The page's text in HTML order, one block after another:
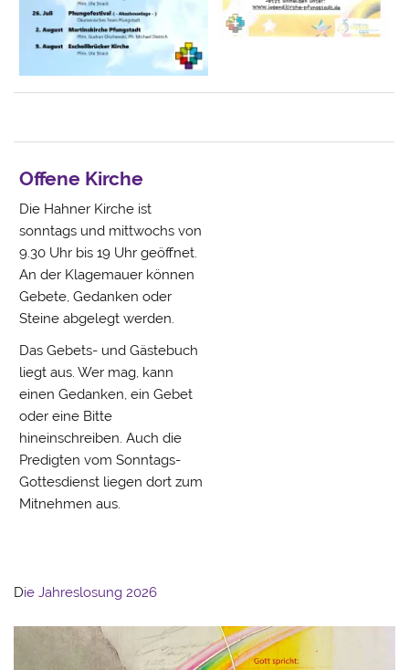
Offene Kirche
Die Hahner Kirche ist
sonntags und mittwochs von
9.30 Uhr bis 19 Uhr geöffnet.
An der Klagemauer können
Gebete, Gedanken oder
Steine abgelegt werden.
Das Gebets- und Gästebuch
liegt aus. Wer mag, kann
einen Gedanken, ein Gebet
oder eine Bitte
hineinschreiben. Auch die
Predigten vom Sonntags-
Gottesdienst liegen dort zum
Mitnehmen aus.
Die Jahreslosung 2026